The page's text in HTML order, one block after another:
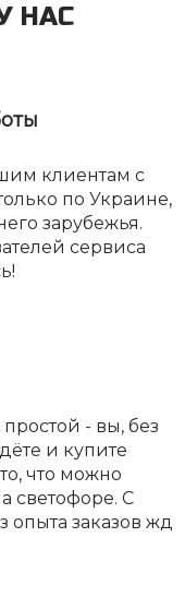
НАС
клиентам с
по Украине,
зарубежья.
сервиса
- вы, без
и купите
что можно
светофоре. С
опыта заказов жд